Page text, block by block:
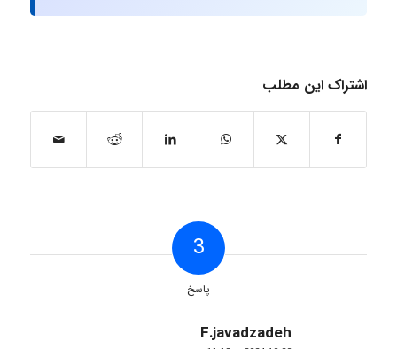
اشتراک این مطلب
3
پاسخ
F.javadzadeh